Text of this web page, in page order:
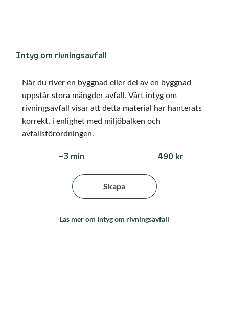
Intyg om rivningsavfall
När du river en byggnad eller del av en byggnad
uppstår stora mängder avfall. Vårt intyg om
rivningsavfall visar att detta material har hanterats
korrekt, i enlighet med miljöbalken och
avfallsförordningen.
~3 min
Skapa
490 kr
Läs mer om Intyg om rivningsavfall